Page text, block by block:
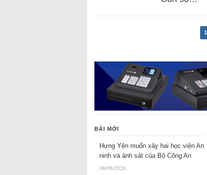
1
BÀI MỚI
Hưng Yên muốn xây hai học viện An
ninh và ảnh sát của Bộ Công An
08/08/2026